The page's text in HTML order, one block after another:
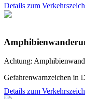
Details zum
Achtung:
Gefahrenwarnzeichen in
Details zum